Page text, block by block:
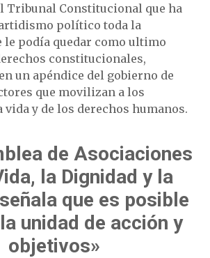
Tribunal Constitucional que ha
político toda la
le podía quedar como ultimo
constitucionales,
un apéndice del gobierno de
que movilizan a los
vida y de los derechos humanos.
de Asociaciones
la Dignidad y la
que es posible
unidad de acción y
objetivos»